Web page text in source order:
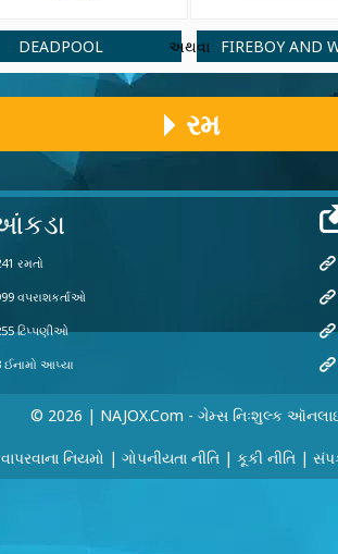
DEADPOOL અથવા FIREBOY AND
રમ
© 2026 | NAJOX.com - ગેમ્સ નિઃશુલ્ક
વાપરવાના નિયમો | ગોપનીયતા નીતિ| કૂકી નીતિ|